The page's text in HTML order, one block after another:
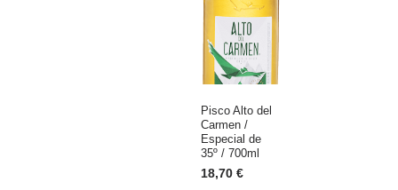
Pisco Alto del
Carmen /
Especial de
35º / 700ml
18,70 €